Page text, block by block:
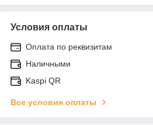
Условия оплаты
Оплата по реквизитам
Наличными
Kaspi QR
Все условия оплаты